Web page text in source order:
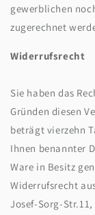
gewerblichen
zugerechnet
Widerrufsrecht
Sie haben das
Gründen diesen
beträgt vierzehn
Ihnen benannter
Ware in Besitz
Widerrufsrecht
Josef-Sorg-